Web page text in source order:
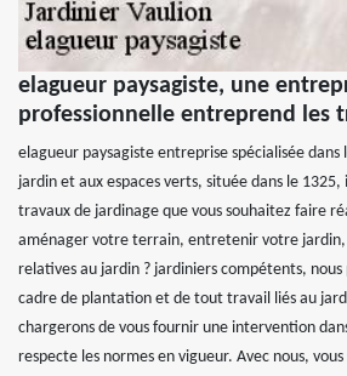
elagueur paysagiste, une
professionnelle entreprend les
elagueur paysagiste entreprise spécialisée
jardin et aux espaces verts, située dans le
travaux de jardinage que vous souhaitez faire
aménager votre terrain, entretenir votre jardin,
relatives au jardin ? jardiniers compétents,
cadre de plantation et de tout travail liés au
chargerons de vous fournir une intervention
respecte les normes en vigueur. Avec nous,